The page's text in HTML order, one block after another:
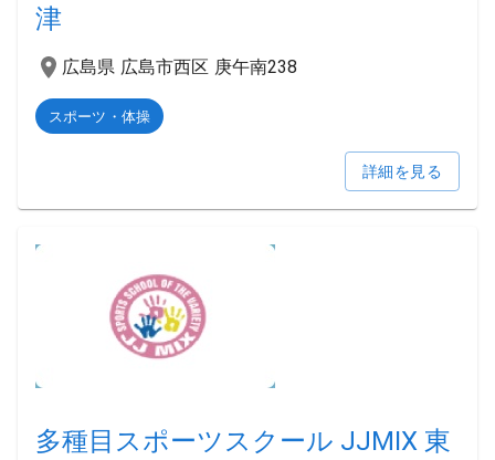
津
広島県 広島市西区 庚午南238
スポーツ・体操
詳細を見る
多種目スポーツスクール JJMIX 東